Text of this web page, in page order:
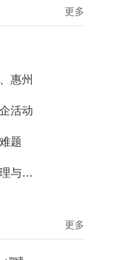
更多
惠州
活动
题
江门市总部署建会筹备金规范管理与基层工会组建攻坚行动
更多